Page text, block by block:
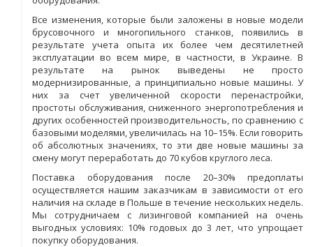
Все изменения, которые были заложены в новые модели
брусовочного и многопильного станков, появились в
результате учета опыта их более чем десятилетней
эксплуатации во всем мире, в частности, в Украине. В
результате на рынок выведены не просто
модернизированные, а принципиально новые машины. У
них за счет увеличенной скорости перенастройки,
простоты обслуживания, сниженного энергопотребления и
других особенностей производительность, по сравнению с
базовыми моделями, увеличилась на 10–15%. Если говорить
об абсолютных значениях, то эти две новые машины за
смену могут переработать до 70 кубов круглого леса.
Поставка оборудования после 20–30% предоплаты
осуществляется нашим заказчикам в зависимости от его
наличия на складе в Польше в течение нескольких недель.
Мы сотрудничаем с лизинговой компанией на очень
выгодных условиях: 10% годовых до 3 лет, что упрощает
покупку оборудования.